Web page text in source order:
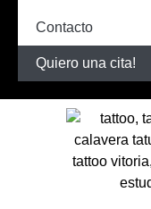
Contacto
Quiero una cita!